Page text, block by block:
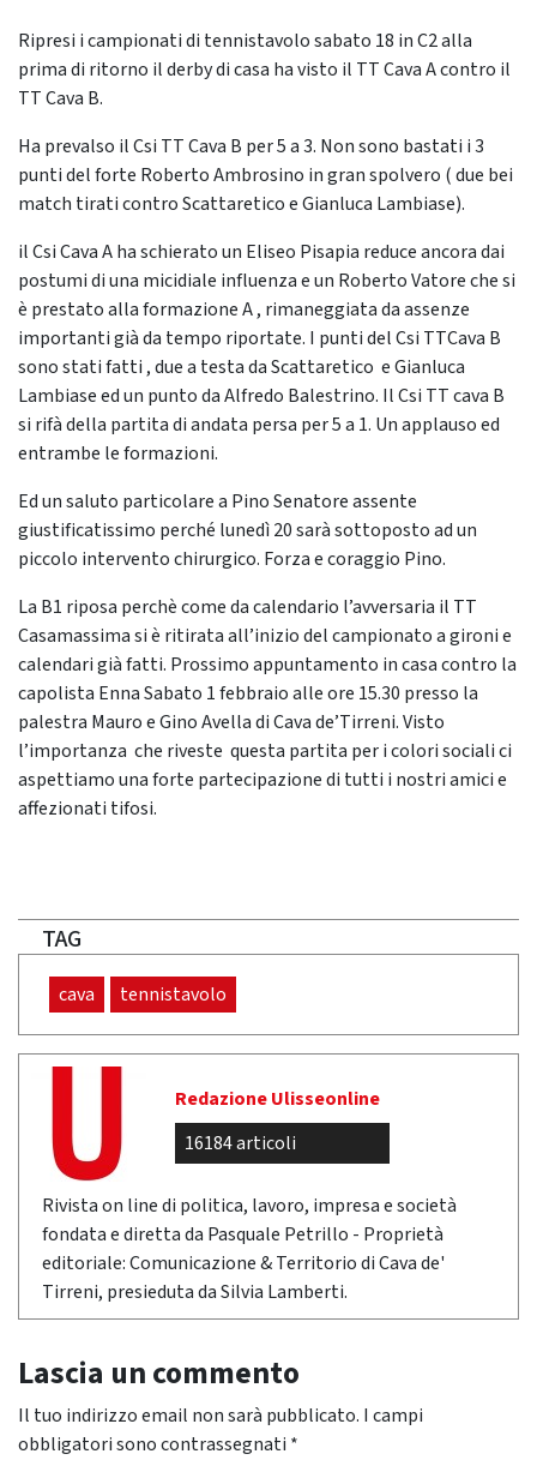
Ripresi i campionati di tennistavolo sabato 18 in C2 alla
prima di ritorno il derby di casa ha visto il TT Cava A contro il
TT Cava B.
Ha prevalso il Csi TT Cava B per 5 a 3. Non sono bastati i 3
punti del forte Roberto Ambrosino in gran spolvero ( due bei
match tirati contro Scattaretico e Gianluca Lambiase).
il Csi Cava A ha schierato un Eliseo Pisapia reduce ancora dai
postumi di una micidiale influenza e un Roberto Vatore che si
è prestato alla formazione A , rimaneggiata da assenze
importanti già da tempo riportate. I punti del Csi TTCava B
sono stati fatti , due a testa da Scattaretico e Gianluca
Lambiase ed un punto da Alfredo Balestrino. Il Csi TT cava B
si rifà della partita di andata persa per 5 a 1. Un applauso ed
entrambe le formazioni.
Ed un saluto particolare a Pino Senatore assente
giustificatissimo perché lunedì 20 sarà sottoposto ad un
piccolo intervento chirurgico. Forza e coraggio Pino.
La B1 riposa perchè come da calendario l’avversaria il TT
Casamassima si è ritirata all’inizio del campionato a gironi e
calendari già fatti. Prossimo appuntamento in casa contro la
capolista Enna Sabato 1 febbraio alle ore 15.30 presso la
palestra Mauro e Gino Avella di Cava de’Tirreni. Visto
l’importanza che riveste questa partita per i colori sociali ci
aspettiamo una forte partecipazione di tutti i nostri amici e
affezionati tifosi.
TAG
cava tennistavolo
Redazione Ulisseonline
16184 articoli
Rivista on line di politica, lavoro, impresa e società
fondata e diretta da Pasquale Petrillo - Proprietà
editoriale: Comunicazione & Territorio di Cava de'
Tirreni, presieduta da Silvia Lamberti.
Lascia un commento
Il tuo indirizzo email non sarà pubblicato. I campi
obbligatori sono contrassegnati *